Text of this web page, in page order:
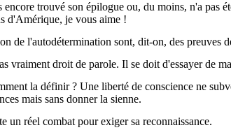
trouvé son épilogue ou, du moins, n'a pas
d'Amérique, je vous aime !
de l'autodétermination sont, dit-on, des preuves
vraiment droit de parole. Il se doit d'essayer de
la définir ? Une liberté de conscience ne
mais sans donner la sienne.
un réel combat pour exiger sa reconnaissance.